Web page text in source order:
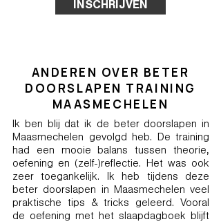
INSCHRIJVEN
ANDEREN OVER BETER
DOORSLAPEN TRAINING
MAASMECHELEN
Ik ben blij dat ik de beter doorslapen in
Maasmechelen gevolgd heb. De training
had een mooie balans tussen theorie,
oefening en (zelf-)reflectie. Het was ook
zeer toegankelijk. Ik heb tijdens deze
beter doorslapen in Maasmechelen veel
praktische tips & tricks geleerd. Vooral
de oefening met het slaapdagboek blijft